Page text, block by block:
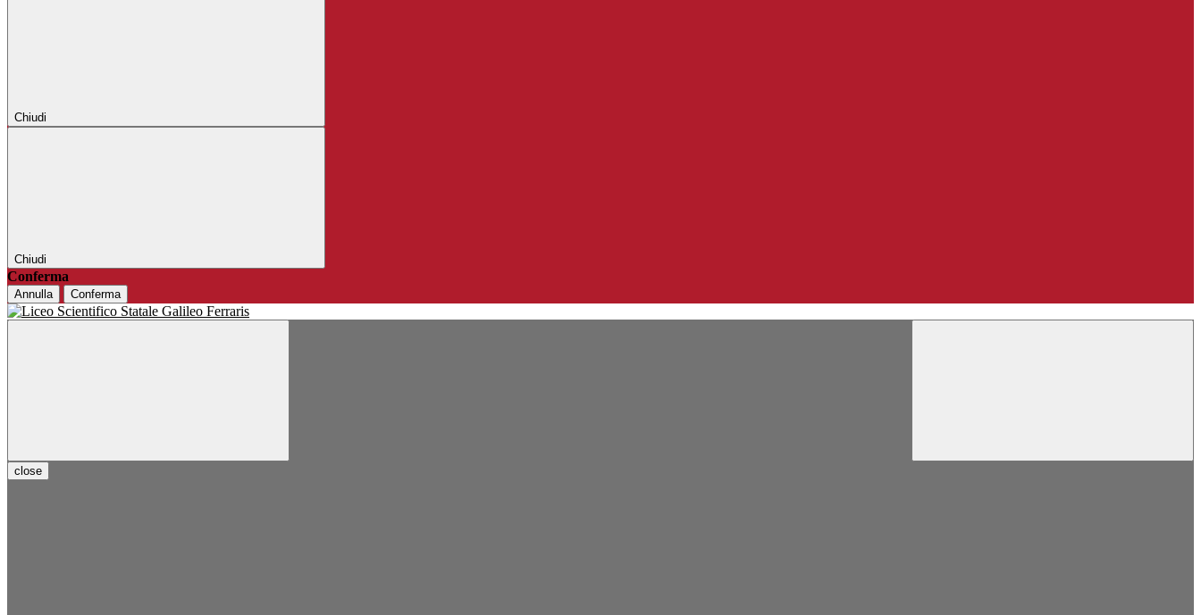
Chiudi
Chiudi
Conferma
Annulla Conferma
close